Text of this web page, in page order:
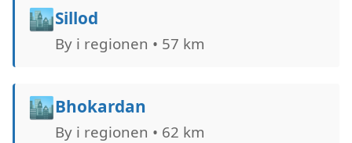
🏙️Sillod
By i regionen • 57 km
🏙️Bhokardan
By i regionen • 62 km